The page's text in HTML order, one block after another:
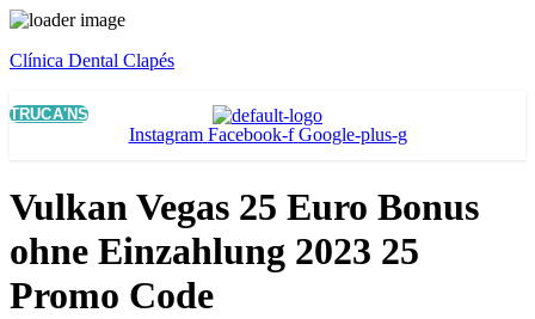
Clínica Dental Clapés
TRUCA'NS
Instagram Facebook-f Google-plus-g
Vulkan Vegas 25 Euro Bonus
ohne Einzahlung 2023 25
Promo Code